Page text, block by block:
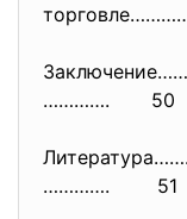
…………. 50
…………. 51